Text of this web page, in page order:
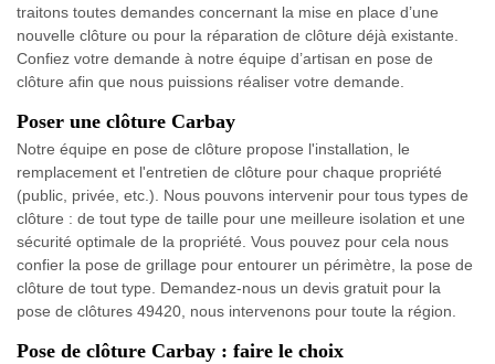
traitons toutes demandes concernant la mise en place d’une
nouvelle clôture ou pour la réparation de clôture déjà existante.
Confiez votre demande à notre équipe d’artisan en pose de
clôture afin que nous puissions réaliser votre demande.
Poser une clôture Carbay
Notre équipe en pose de clôture propose l'installation, le
remplacement et l'entretien de clôture pour chaque propriété
(public, privée, etc.). Nous pouvons intervenir pour tous types de
clôture : de tout type de taille pour une meilleure isolation et une
sécurité optimale de la propriété. Vous pouvez pour cela nous
confier la pose de grillage pour entourer un périmètre, la pose de
clôture de tout type. Demandez-nous un devis gratuit pour la
pose de clôtures 49420, nous intervenons pour toute la région.
Pose de clôture Carbay : faire le choix